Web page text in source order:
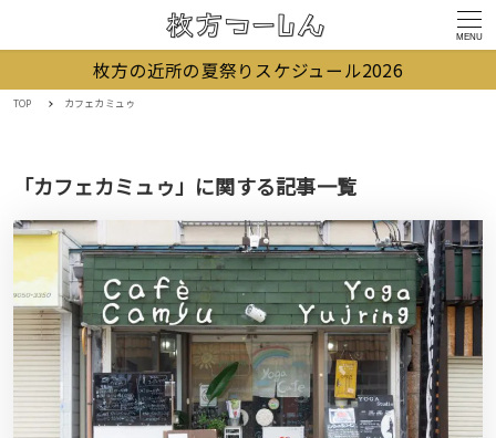
MENU
枚方の近所の夏祭りスケジュール2026
TOP カフェカミュゥ
「カフェカミュゥ」に関する記事一覧